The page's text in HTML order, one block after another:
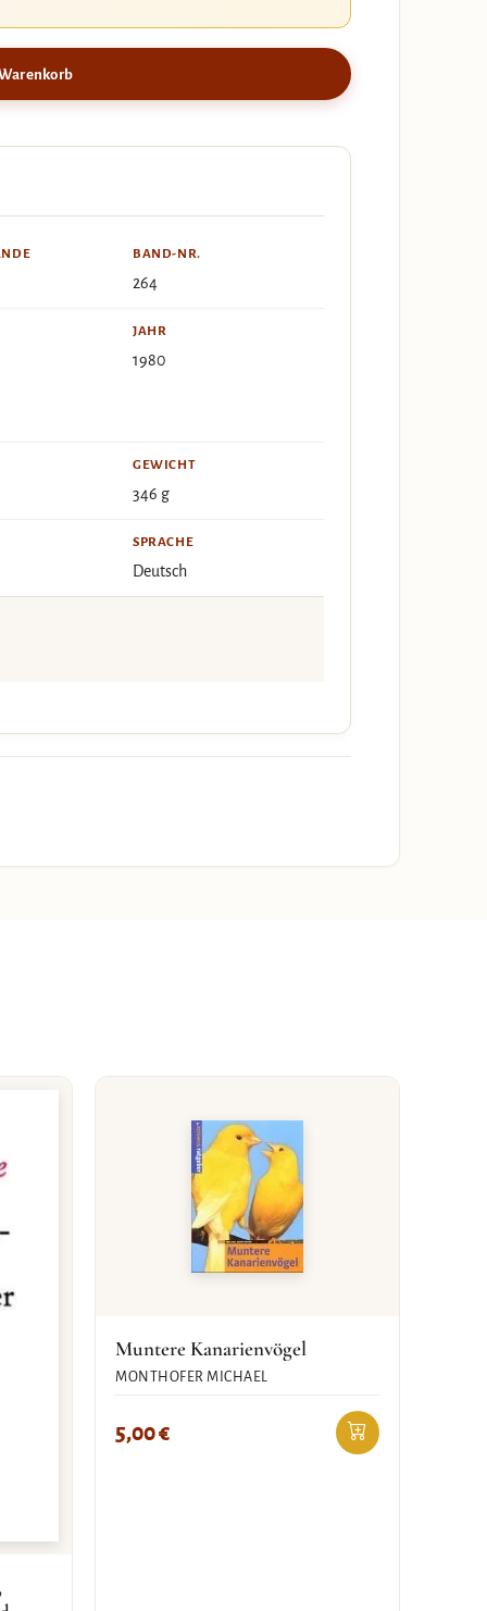
BAND-NR.
264
JAHR
1980
GEWICHT
346 g
SPRACHE
Deutsch
Muntere Kanarienvögel
MONTHOFER MICHAEL
5,00€